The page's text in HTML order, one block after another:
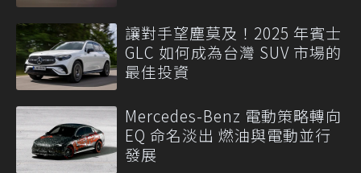
讓對手望塵莫及！2025 年賓士
GLC 如何成為台灣 SUV 市場的
最佳投資
Mercedes-Benz 電動策略轉向
EQ 命名淡出 燃油與電動並行
發展